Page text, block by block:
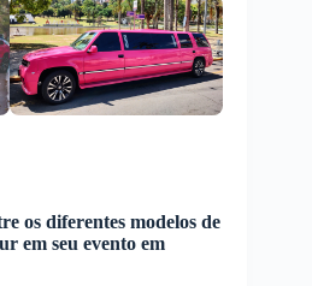
os diferentes modelos de
em seu evento em